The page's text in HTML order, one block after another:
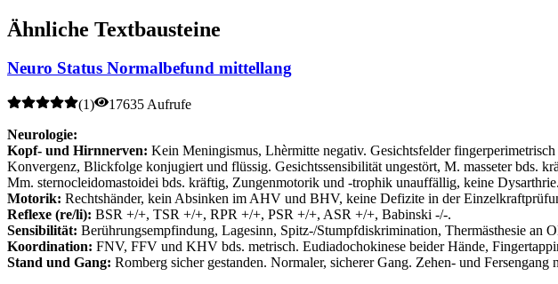
Ähnliche Textbausteine
Neuro Status Normalbefund mittellang
(1)
17635 Aufrufe
Neurologie:
Kopf- und Hirnnerven: Kein Meningismus, Lhèrmitte negativ. Gesichtsfelder
Konvergenz, Blickfolge konjugiert und flüssig. Gesichtssensibilität ungestört, M. masseter bds.
Mm. sternocleidomastoidei bds. kräftig, Zungenmotorik und -trophik unauffällig, keine Dysarthrie.
Motorik: Rechtshänder, kein Absinken im AHV und BHV, keine Defizite in der
Reflexe (re/li): BSR +/+, TSR +/+, RPR +/+, PSR +/+, ASR +/+, Babinski -/-.
Sensibilität: Berührungsempfindung, Lagesinn, Spitz-/Stumpfdiskrimination, Thermästhesie an
Koordination: FNV, FFV und KHV bds. metrisch. Eudiadochokinese beider Hände,
Stand und Gang: Romberg sicher gestanden. Normaler, sicherer Gang. Zehen- und